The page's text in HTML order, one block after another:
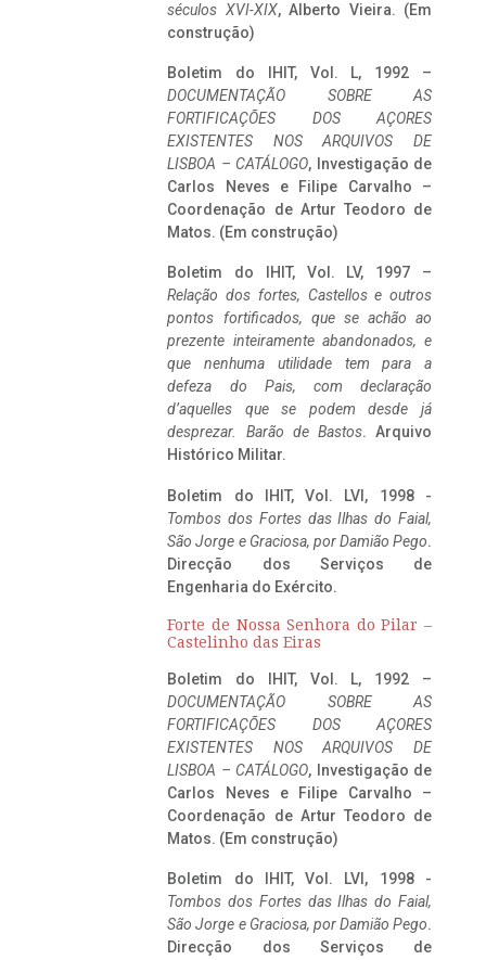
séculos XVI-XIX, Alberto Vieira. (Em
construção)
Boletim do IHIT, Vol. L, 1992 –
DOCUMENTAÇÃO SOBRE AS
FORTIFICAÇÕES DOS AÇORES
EXISTENTES NOS ARQUIVOS DE
LISBOA – CATÁLOGO, Investigação de
Carlos Neves e Filipe Carvalho –
Coordenação de Artur Teodoro de
Matos. (Em construção)
Boletim do IHIT, Vol. LV, 1997 –
Relação dos fortes, Castellos e outros
pontos fortificados, que se achão ao
prezente inteiramente abandonados, e
que nenhuma utilidade tem para a
defeza do Pais, com declaração
d’aquelles que se podem desde já
desprezar. Barão de Bastos. Arquivo
Histórico Militar.
Boletim do IHIT, Vol. LVI, 1998 -
Tombos dos Fortes das Ilhas do Faial,
São Jorge e Graciosa, por Damião Pego.
Direcção dos Serviços de
Engenharia do Exército.
Forte de Nossa Senhora do Pilar –
Castelinho das Eiras
Boletim do IHIT, Vol. L, 1992 –
DOCUMENTAÇÃO SOBRE AS
FORTIFICAÇÕES DOS AÇORES
EXISTENTES NOS ARQUIVOS DE
LISBOA – CATÁLOGO, Investigação de
Carlos Neves e Filipe Carvalho –
Coordenação de Artur Teodoro de
Matos. (Em construção)
Boletim do IHIT, Vol. LVI, 1998 -
Tombos dos Fortes das Ilhas do Faial,
São Jorge e Graciosa, por Damião Pego.
Direcção dos Serviços de